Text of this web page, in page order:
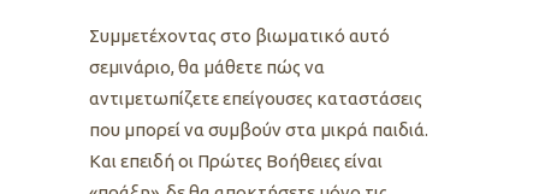
Συμμετέχοντας στο βιωματικό αυτό
σεμινάριο, θα μάθετε πώς να
αντιμετωπίζετε επείγουσες καταστάσεις
που μπορεί να συμβούν στα μικρά παιδιά.
Και επειδή οι Πρώτες Βοήθειες είναι